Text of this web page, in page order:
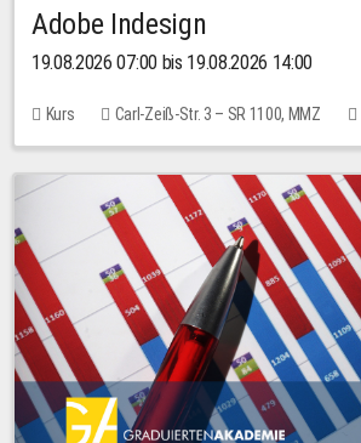
Adobe Indesign
19.08.2026 07:00 bis 19.08.2026 14:00
Kurs Carl-Zeiß-Str. 3 – SR 1100, MMZ